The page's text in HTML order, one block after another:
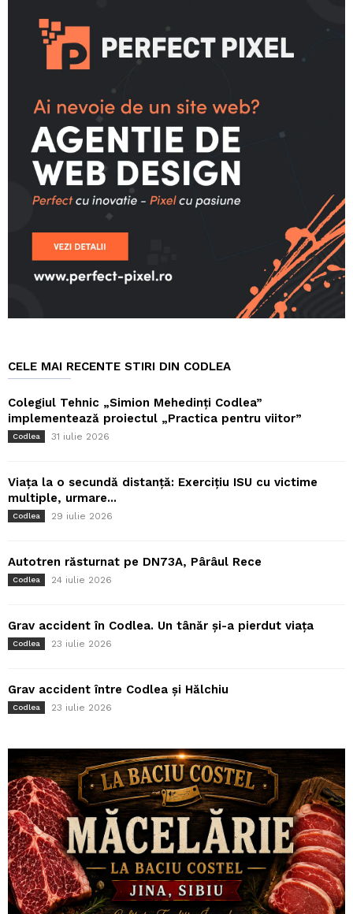
CELE MAI RECENTE STIRI DIN CODLEA
Colegiul Tehnic „Simion Mehedinți Codlea”
implementează proiectul „Practica pentru viitor”
Codlea 31 iulie 2026
Viața la o secundă distanță: Exercițiu ISU cu victime
multiple, urmare...
Codlea 29 iulie 2026
Autotren răsturnat pe DN73A, Pârâul Rece
Codlea 24 iulie 2026
Grav accident în Codlea. Un tânăr și-a pierdut viața
Codlea 23 iulie 2026
Grav accident între Codlea și Hălchiu
Codlea 23 iulie 2026